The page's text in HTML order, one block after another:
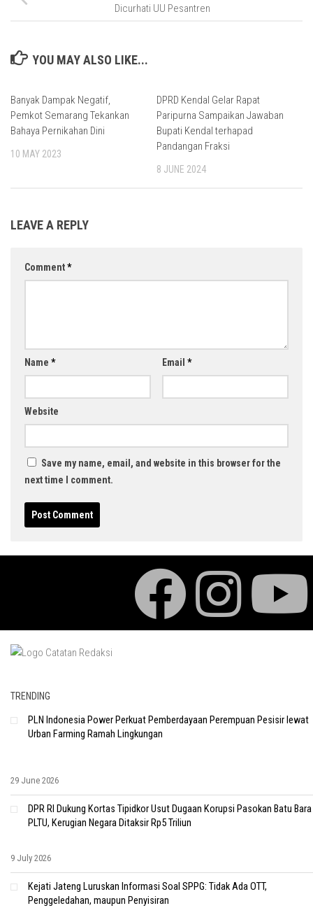
Dicurhati UU Pesantren
YOU MAY ALSO LIKE...
Banyak Dampak Negatif,
Pemkot Semarang Tekankan
Bahaya Pernikahan Dini
10 MAY 2023
DPRD Kendal Gelar Rapat
Paripurna Sampaikan Jawaban
Bupati Kendal terhapad
Pandangan Fraksi
8 JUNE 2024
LEAVE A REPLY
Comment*
Name * Email *
Website
Save my name, email, and website in this browser for the
next time I comment.
TRENDING
PLN Indonesia Power Perkuat Pemberdayaan Perempuan Pesisir lewat
Urban Farming Ramah Lingkungan
29 June 2026
DPR RI Dukung Kortas Tipidkor Usut Dugaan Korupsi Pasokan Batu Bara
PLTU, Kerugian Negara Ditaksir Rp5 Triliun
9 July 2026
Kejati Jateng Luruskan Informasi Soal SPPG: Tidak Ada OTT,
Penggeledahan, maupun Penyisiran